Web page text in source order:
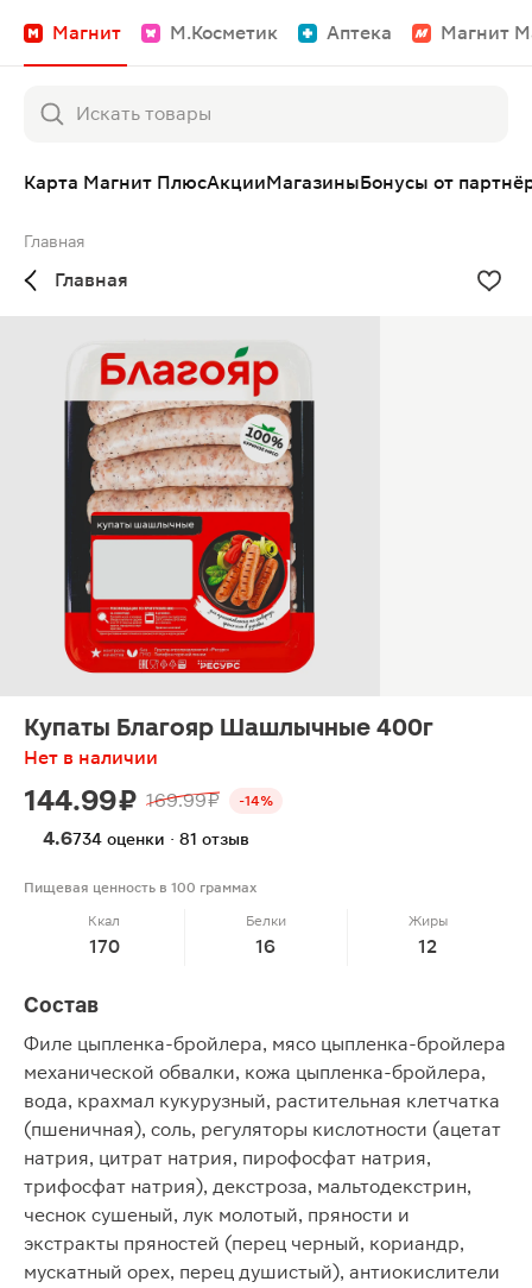
Магнит М.Косметик Аптека Магнит
Карта Магнит ПлюсАкцииМагазиныБонусы от
Главная
Главная
Купаты Благояр Шашлычные 400г
Нет в наличии
144.99 ₽ 169.99 ₽ -14%
4.6734 оценки · 81 отзыв
Пищевая ценность в 100 граммах
Ккал
170
Белки
16
Жиры
12
Состав
Филе цыпленка-бройлера, мясо цыпленка-бройлера
механической обвалки, кожа цыпленка-бройлера,
вода, крахмал кукурузный, растительная клетчатка
(пшеничная), соль, регуляторы кислотности (ацетат
натрия, цитрат натрия, пирофосфат натрия,
трифосфат натрия), декстроза, мальтодекстрин,
чеснок сушеный, лук молотый, пряности и
экстракты пряностей (перец черный, кориандр,
мускатный орех, перец душистый), антиокислители